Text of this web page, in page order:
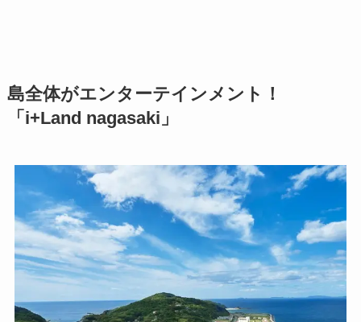
島全体がエンターテインメント！
「i+Land nagasaki」